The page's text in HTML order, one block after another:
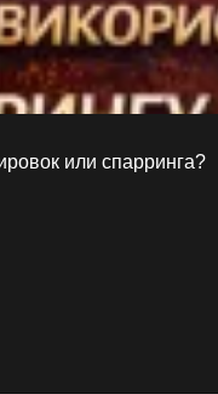
комплексы
батончики
Клетки ММА
или спарринга?